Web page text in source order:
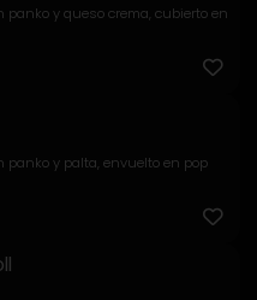
panko y queso crema, cubierto en
panko y palta, envuelto en pop